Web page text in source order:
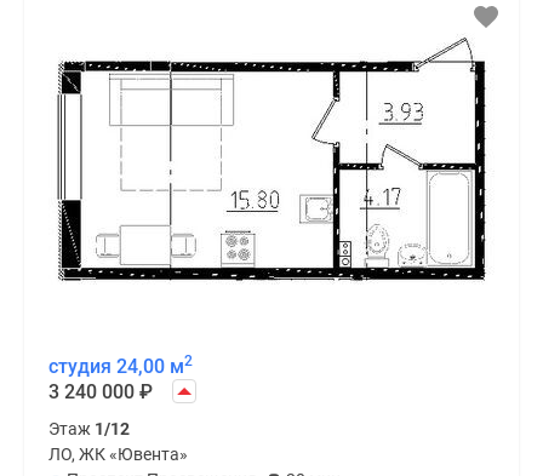
студия 24,00 м2
3 240 000 ₽
Этаж 1/12
ЛО, ЖК «Ювента»